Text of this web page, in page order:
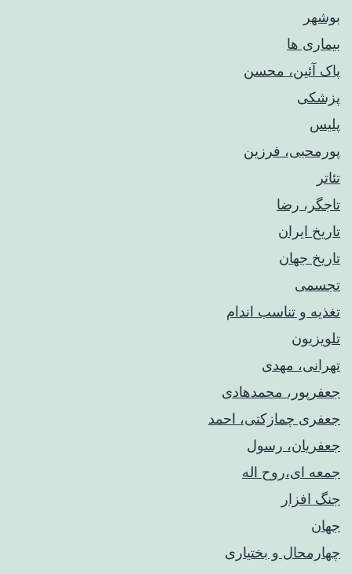
بوشهر
بیماری ها
پاک آئین، محسن
پزشکی
پلیس
پورمحبی، فرزین
تئاتر
تاجگر، رضا
تاریخ ایران
تاریخ جهان
تجسمی
تغذیه و تناسب اندام
تلویزیون
تهرانی، مهدی
جعفرپور، محمدهادی
جعفری چمازکتی، احمد
جعفریان، رسول
جمعه ای،روح اله
جنگ افزار
جهان
چهارمحال و بختیاری